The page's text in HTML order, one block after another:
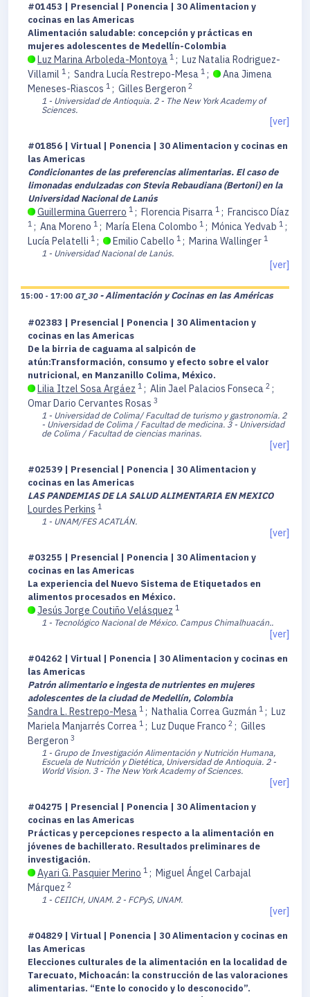
#01453 | Presencial | Ponencia | 30 Alimentacion y
cocinas en las Americas
Alimentación saludable: concepción y prácticas en
mujeres adolescentes de Medellín-Colombia
Luz Marina Arboleda-Montoya 1 ; Luz Natalia Rodriguez-
Villamil 1 ; Sandra Lucía Restrepo-Mesa 1 ;
Ana Jimena
Meneses-Riascos 1 ; Gilles Bergeron 2
1 - Universidad de Antioquia. 2 - The New York Academy of
Sciences.
[ver]
#01856 | Virtual | Ponencia | 30 Alimentacion y cocinas en
las Americas
Condicionantes de las preferencias alimentarias. El caso de
limonadas endulzadas con Stevia Rebaudiana (Bertoni) en la
Universidad Nacional de Lanús
Guillermina Guerrero 1 ; Florencia Pisarra 1 ; Francisco Díaz
1 ; Ana Moreno 1 ; María Elena Colombo 1 ; Mónica Yedvab 1 ;
Lucía Pelatelli 1 ; Emilio Cabello 1 ; Marina Wallinger 1
1 - Universidad Nacional de Lanús.
[ver]
15:00 - 17:00 GT_30 - Alimentación y Cocinas en las Américas
#02383 | Presencial | Ponencia | 30 Alimentacion y
cocinas en las Americas
De la birria de caguama al salpicón de
atún:Transformación, consumo y efecto sobre el valor
nutricional, en Manzanillo Colima, México.
Lilia Itzel Sosa Argáez 1 ; Alin Jael Palacios Fonseca 2 ;
Omar Dario Cervantes Rosas 3
1 - Universidad de Colima/ Facultad de turismo y gastronomía. 2
- Universidad de Colima / Facultad de medicina. 3 - Universidad
de Colima / Facultad de ciencias marinas.
[ver]
#02539 | Presencial | Ponencia | 30 Alimentacion y
cocinas en las Americas
LAS PANDEMIAS DE LA SALUD ALIMENTARIA EN MEXICO
Lourdes Perkins 1
1 - UNAM/FES ACATLÁN.
[ver]
#03255 | Presencial | Ponencia | 30 Alimentacion y
cocinas en las Americas
La experiencia del Nuevo Sistema de Etiquetados en
alimentos procesados en México.
Jesús Jorge Coutiño Velásquez 1
1 - Tecnológico Nacional de México. Campus Chimalhuacán..
[ver]
#04262 | Virtual | Ponencia | 30 Alimentacion y cocinas en
las Americas
Patrón alimentario e ingesta de nutrientes en mujeres
adolescentes de la ciudad de Medellín, Colombia
Sandra L. Restrepo-Mesa 1 ; Nathalia Correa Guzmán 1 ; Luz
Mariela Manjarrés Correa 1 ; Luz Duque Franco 2 ; Gilles
Bergeron 3
1 - Grupo de Investigación Alimentación y Nutrición Humana,
Escuela de Nutrición y Dietética, Universidad de Antioquia. 2 -
World Vision. 3 - The New York Academy of Sciences.
[ver]
#04275 | Presencial | Ponencia | 30 Alimentacion y
cocinas en las Americas
Prácticas y percepciones respecto a la alimentación en
jóvenes de bachillerato. Resultados preliminares de
investigación.
Ayari G. Pasquier Merino 1 ; Miguel Ángel Carbajal
Márquez 2
1 - CEIICH, UNAM. 2 - FCPyS, UNAM.
[ver]
#04829 | Virtual | Ponencia | 30 Alimentacion y cocinas en
las Americas
Elecciones culturales de la alimentación en la localidad de
Tarecuato, Michoacán: la construcción de las valoraciones
alimentarias. “Ente lo conocido y lo desconocido”.